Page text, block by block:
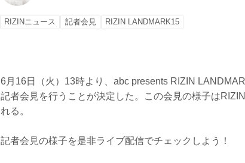
RIZINニュース 記者会見 RIZIN LANDMARK15
6月16日（火）13時より、abc presents RIZIN
記者会見を行うことが決定した。この会見の様子は
れる。
記者会見の様子を是非ライブ配信でチェックしよう！